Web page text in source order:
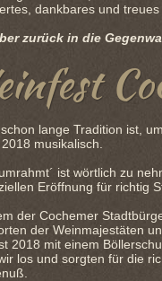
dankbares und treues
zurück in die
lange Tradition ist,
musikalisch.
ist wörtlich zu
Eröffnung für richtig
der Cochemer
der Weinmajestäten
2018 mit einem
los und sorgten für die